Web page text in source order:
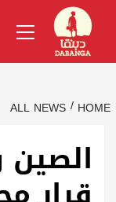
content
Menu
HOME
ALL NEWS